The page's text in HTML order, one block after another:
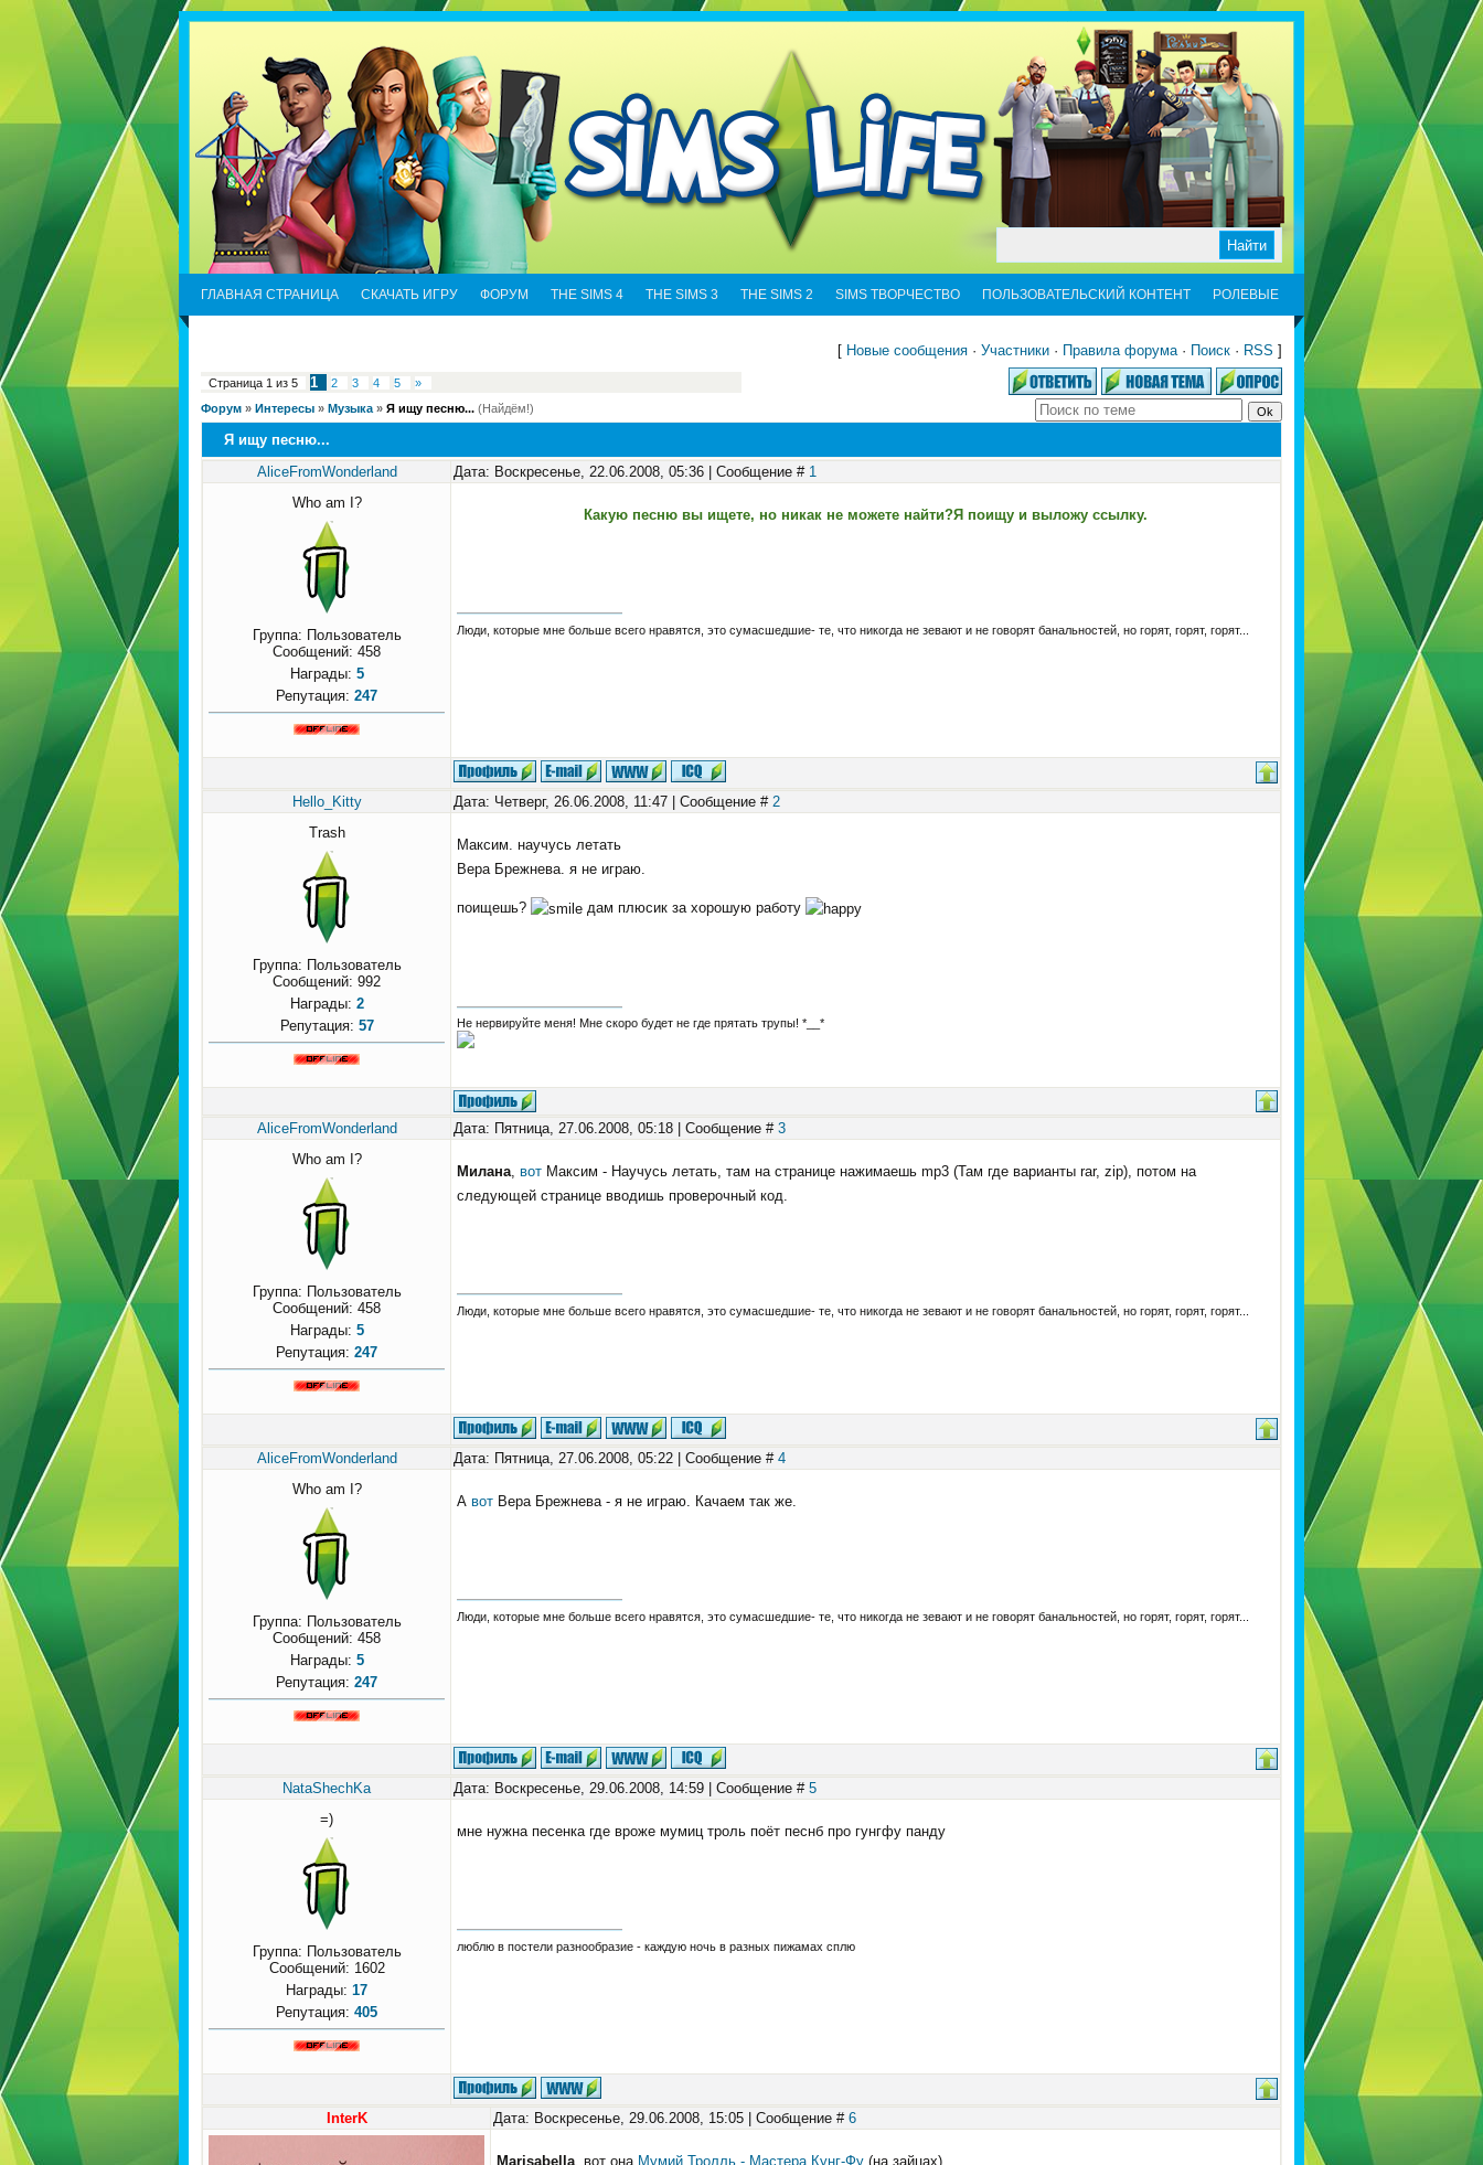
ГЛАВНАЯ СТРАНИЦА СКАЧАТЬ ИГРУ ФОРУМ THE SIMS 4 THE SIMS 3 THE SIMS 2 SIMS ТВОРЧЕСТВО ПОЛЬЗОВАТЕЛЬСКИЙ КОНТЕНТ РОЛЕВЫЕ
[ Новые сообщения · Участники · Правила форума· Поиск · RSS ]
Страница 1 из 5 1 2 3 4 5
»
Форум » Интересы » Музыка » Я ищу песню... (Найдём!)
Я ищу песню...
AliceFromWonderland
Дата: Воскресенье, 22.06.2008, 05:36 | Сообщение # 1
Who am I?
Группа: Пользователь
Сообщений: 458
Награды: 5
Репутация: 247
Какую песню вы ищете, но никак не можете найти?Я поищу и выложу ссылку.
Люди, которые мне больше всего нравятся, это сумасшедшие- те, что никогда не зевают и не говорят банальностей, но горят, горят, горят...
Hello_Kitty Дата: Четверг, 26.06.2008, 11:47 | Сообщение # 2
Trash
Группа: Пользователь
Сообщений: 992
Награды: 2
Репутация: 57
Максим. научусь летать
Вера Брежнева. я не играю.
поищешь? дам плюсик за хорошую работу
Не нервируйте меня! Мне скоро будет не где прятать трупы! *__*
AliceFromWonderland Дата: Пятница, 27.06.2008, 05:18 | Сообщение # 3
Who am I?
Группа: Пользователь
Сообщений: 458
Награды: 5
Репутация: 247
Милана, вот Максим - Научусь летать, там на странице нажимаешь mp3 (Там где варианты rar, zip), потом на
следующей странице вводишь проверочный код.
Люди, которые мне больше всего нравятся, это сумасшедшие- те, что никогда не зевают и не говорят банальностей, но горят, горят, горят...
AliceFromWonderland Дата: Пятница, 27.06.2008, 05:22 | Сообщение # 4
Who am I?
Группа: Пользователь
Сообщений: 458
Награды: 5
Репутация: 247
А вот Вера Брежнева - я не играю. Качаем так же.
Люди, которые мне больше всего нравятся, это сумасшедшие- те, что никогда не зевают и не говорят банальностей, но горят, горят, горят...
NataShechKa Дата: Воскресенье, 29.06.2008, 14:59 | Сообщение # 5
=)
Группа: Пользователь
Сообщений: 1602
Награды: 17
Репутация: 405
мне нужна песенка где вроже мумиц троль поёт песнб про гунгфу панду
люблю в постели разнообразие - каждую ночь в разных пижамах сплю
InterK Дата: Воскресенье, 29.06.2008, 15:05 | Сообщение # 6
Marisabella, вот она Мумий Тролль - Мастера Кунг-Фу (на зайцах)